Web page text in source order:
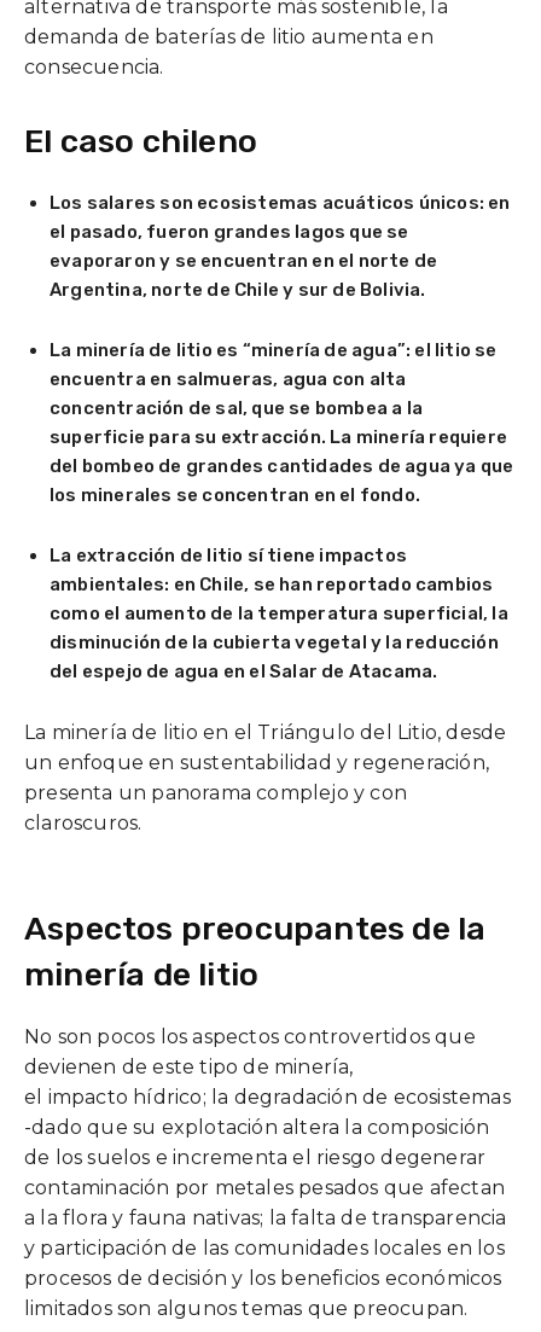
alternativa de transporte más sostenible, la
demanda de baterías de litio aumenta en
consecuencia.
El caso chileno
Los salares son ecosistemas acuáticos únicos: en
el pasado, fueron grandes lagos que se
evaporaron y se encuentran en el norte de
Argentina, norte de Chile y sur de Bolivia.
La minería de litio es “minería de agua”: el litio se
encuentra en salmueras, agua con alta
concentración de sal, que se bombea a la
superficie para su extracción. La minería requiere
del bombeo de grandes cantidades de agua ya que
los minerales se concentran en el fondo.
La extracción de litio sí tiene impactos
ambientales: en Chile, se han reportado cambios
como el aumento de la temperatura superficial, la
disminución de la cubierta vegetal y la reducción
del espejo de agua en el Salar de Atacama.
La minería de litio en el Triángulo del Litio, desde
un enfoque en sustentabilidad y regeneración,
presenta un panorama complejo y con
claroscuros.
Aspectos preocupantes de la
minería de litio
No son pocos los aspectos controvertidos que
devienen de este tipo de minería,
el impacto hídrico; la degradación de ecosistemas
-dado que su explotación altera la composición
de los suelos e incrementa el riesgo degenerar
contaminación por metales pesados que afectan
a la flora y fauna nativas; la falta de transparencia
y participación de las comunidades locales en los
procesos de decisión y los beneficios económicos
limitados son algunos temas que preocupan.